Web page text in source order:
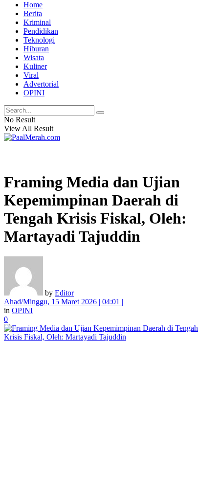
Home
Berita
Kriminal
Pendidikan
Teknologi
Hiburan
Wisata
Kuliner
Viral
Advertorial
OPINI
No Result
View All Result
Framing Media dan Ujian
Kepemimpinan Daerah di
Tengah Krisis Fiskal, Oleh:
Martayadi Tajuddin
by Editor
Ahad/Minggu, 15 Maret 2026 | 04:01 |
in OPINI
0